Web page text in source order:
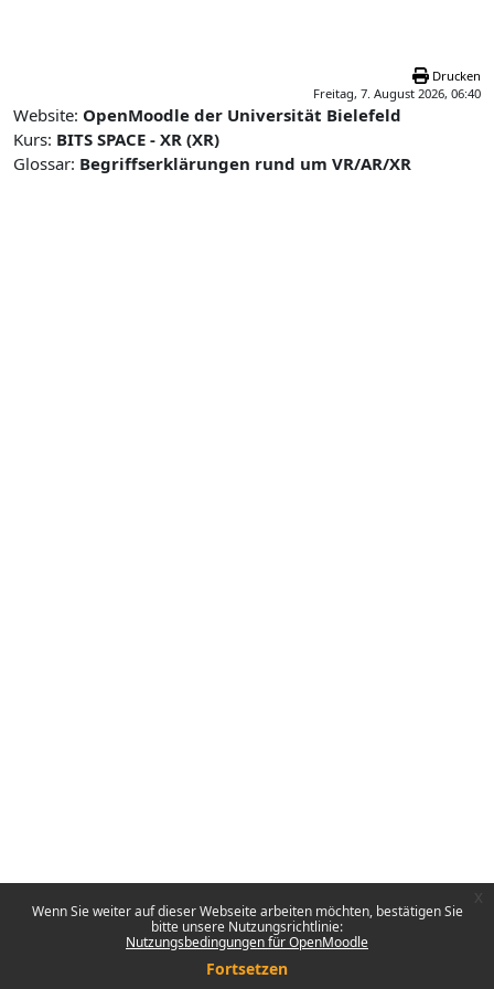
Wenn Sie weiter auf dieser Webseite arbeiten möchten, bestätigen Sie
bitte unsere Nutzungsrichtlinie:
Nutzungsbedingungen für OpenMoodle
Fortsetzen
Drucken
Freitag, 7. August 2026, 06:40
Website: OpenMoodle der Universität Bielefeld
Kurs: BITS SPACE - XR (XR)
Glossar: Begriffserklärungen rund um VR/AR/XR